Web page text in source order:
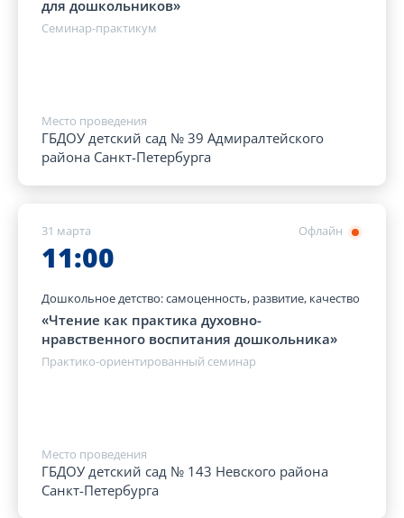
для дошкольников»
Семинар-практикум
Место проведения
ГБДОУ детский сад № 39 Адмиралтейского
района Санкт-Петербурга
Офлайн
31 марта
11:00
Дошкольное детство: самоценность, развитие, качество
«Чтение как практика духовно-
нравственного воспитания дошкольника»
Практико-ориентированный семинар
Место проведения
ГБДОУ детский сад № 143 Невского района
Санкт-Петербурга